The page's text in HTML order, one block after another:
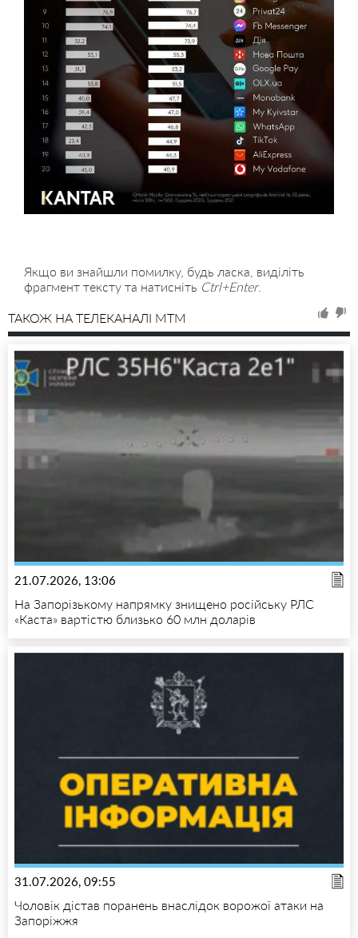
Якщо ви знайшли помилку, будь ласка, виділіть
фрагмент тексту та натисніть Ctrl+Enter.
ТАКОЖ НА ТЕЛЕКАНАЛІ MTM
21.07.2026, 13:06
На Запорізькому напрямку знищено російську РЛС
«Каста» вартістю близько 60 млн доларів
31.07.2026, 09:55
Чоловік дістав поранень внаслідок ворожої атаки на
Запоріжжя